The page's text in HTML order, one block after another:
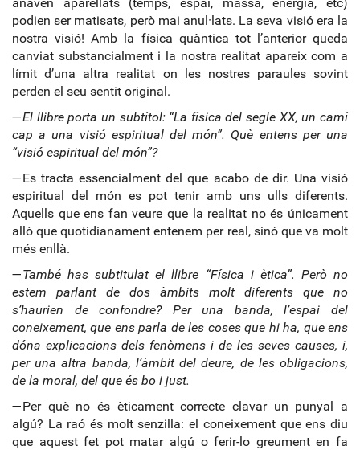
podien ser matisats, però mai anul·lats. La seva visió era la
nostra visió! Amb la física quàntica tot l’anterior queda
canviat substancialment i la nostra realitat apareix com a
límit d’una altra realitat on les nostres paraules sovint
perden el seu sentit original.
—El llibre porta un subtítol: “La física del segle XX, un camí
cap a una visió espiritual del món”. Què entens per una
“visió espiritual del món”?
—Es tracta essencialment del que acabo de dir. Una visió
espiritual del món es pot tenir amb uns ulls diferents.
Aquells que ens fan veure que la realitat no és únicament
allò que quotidianament entenem per real, sinó que va molt
més enllà.
—També has subtitulat el llibre “Física i ètica”. Però no
estem parlant de dos àmbits molt diferents que no
s’haurien de confondre? Per una banda, l’espai del
coneixement, que ens parla de les coses que hi ha, que ens
dóna explicacions dels fenòmens i de les seves causes, i,
per una altra banda, l’àmbit del deure, de les obligacions,
de la moral, del que és bo i just.
—Per què no és èticament correcte clavar un punyal a
algú? La raó és molt senzilla: el coneixement que ens diu
que aquest fet pot matar algú o ferir-lo greument en fa